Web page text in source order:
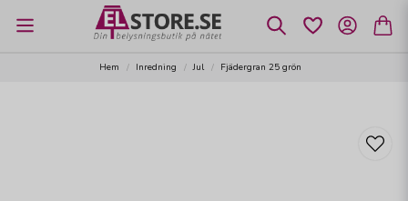
Hem Inredning Jul Fjädergran 25 grön